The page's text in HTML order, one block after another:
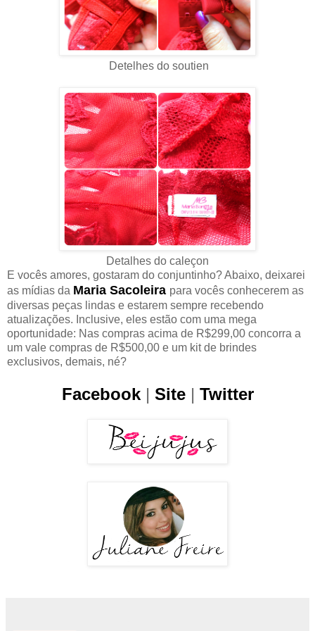
Detelhes do soutien
Detalhes do caleçon
E vocês amores, gostaram do conjuntinho? Abaixo, deixarei
as mídias da Maria Sacoleira para vocês conhecerem as
diversas peças lindas e estarem sempre recebendo
atualizações. Inclusive, eles estão com uma mega
oportunidade: Nas compras acima de R$299,00 concorra a
um vale compras de R$500,00 e um kit de brindes
exclusivos, demais, né?
Facebook| Site| Twitter